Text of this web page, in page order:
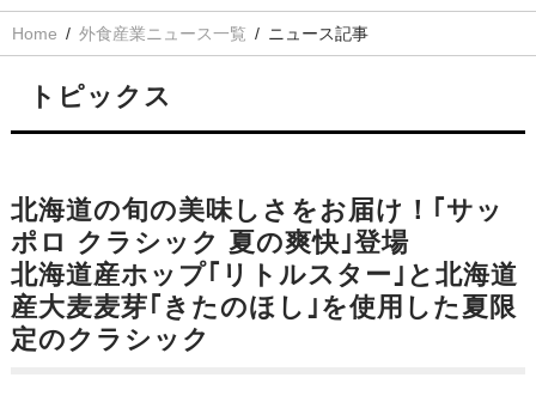
Home 外食産業ニュース一覧 ニュース記事
トピックス
北海道の旬の美味しさをお届け！｢サッ
ポロ クラシック 夏の爽快｣登場
北海道産ホップ｢リトルスター｣と北海道
産大麦麦芽｢きたのほし｣を使用した夏限
定のクラシック